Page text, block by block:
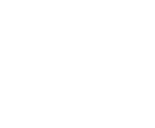
与Scrapy详